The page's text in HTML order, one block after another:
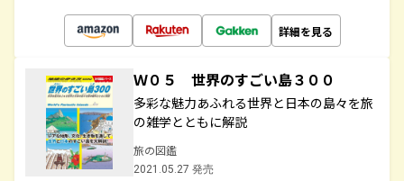
詳細を見る
Ｗ０５ 世界のすごい島３００
多彩な魅力あふれる世界と日本の島々を旅
の雑学とともに解説
旅の図鑑
2021.05.27 発売